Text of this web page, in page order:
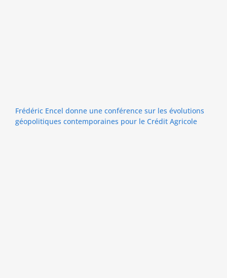
Frédéric Encel donne une conférence sur les évolutions
géopolitiques contemporaines pour le Crédit Agricole